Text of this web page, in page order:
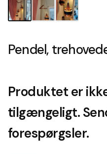
Pendel,
Produktet er
tilgængeligt.
forespørgsler.